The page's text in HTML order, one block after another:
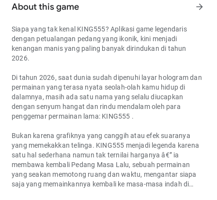
About this game arrow_forward
Siapa yang tak kenal KING555? Aplikasi game legendaris
dengan petualangan pedang yang ikonik, kini menjadi
kenangan manis yang paling banyak dirindukan di tahun
2026.
Di tahun 2026, saat dunia sudah dipenuhi layar hologram dan
permainan yang terasa nyata seolah-olah kamu hidup di
dalamnya, masih ada satu nama yang selalu diucapkan
dengan senyum hangat dan rindu mendalam oleh para
penggemar permainan lama: KING555 .
Bukan karena grafiknya yang canggih atau efek suaranya
yang memekakkan telinga. KING555 menjadi legenda karena
satu hal sederhana namun tak ternilai harganya â€” ia
membawa kembali Pedang Masa Lalu, sebuah permainan
yang seakan memotong ruang dan waktu, mengantar siapa
saja yang memainkannya kembali ke masa-masa indah di